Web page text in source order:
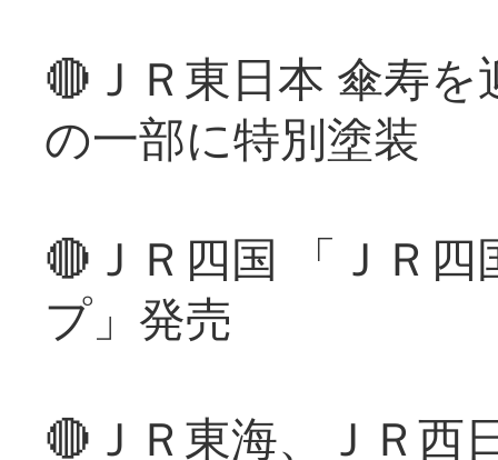
🔴ＪＲ東日本 傘寿
の一部に特別塗装
🔴ＪＲ四国 「ＪＲ
プ」発売
🔴ＪＲ東海、ＪＲ西